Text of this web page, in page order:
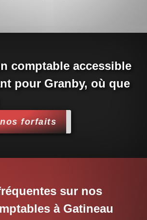
comptable accessible
pour Granby, où que
forfaits
sur nos
à Gatineau